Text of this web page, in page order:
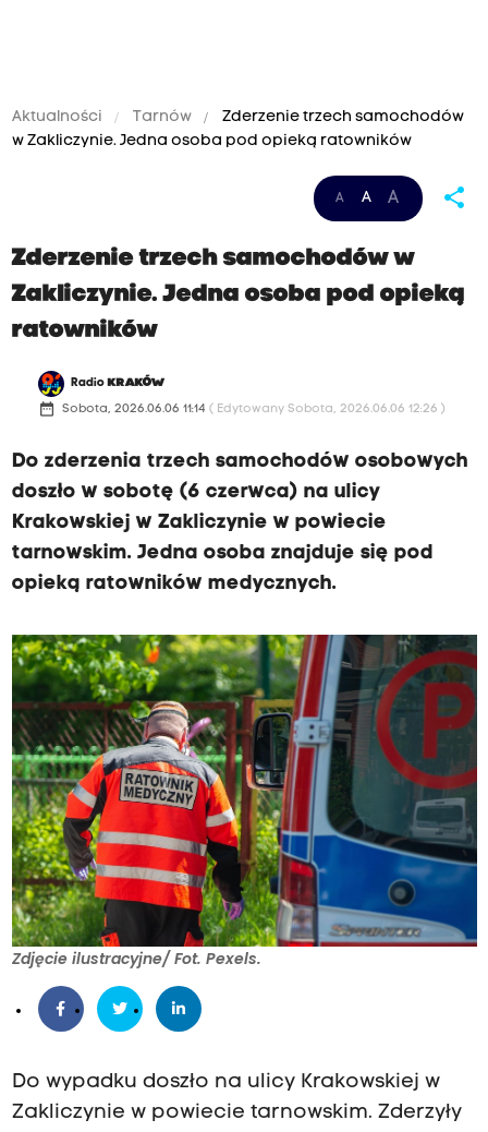
Aktualności Tarnów
Zderzenie trzech samochodów
w Zakliczynie. Jedna osoba pod opieką ratowników
A A A share
Zderzenie trzech samochodów w
Zakliczynie. Jedna osoba pod opieką
ratowników
Radio KRAKÓW
date_range Sobota, 2026.06.06 11:14 ( Edytowany Sobota, 2026.06.06 12:26 )
Do zderzenia trzech samochodów osobowych
doszło w sobotę (6 czerwca) na ulicy
Krakowskiej w Zakliczynie w powiecie
tarnowskim. Jedna osoba znajduje się pod
opieką ratowników medycznych.
Zdjęcie ilustracyjne/ Fot. Pexels.
Do wypadku doszło na ulicy Krakowskiej w
Zakliczynie w powiecie tarnowskim. Zderzyły